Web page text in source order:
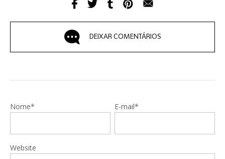
DEIXAR COMENTÁRIOS
Nome* E-mail*
Website